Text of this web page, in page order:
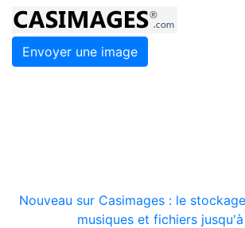
Envoyer une image
Nouveau sur Casimages : le
musiques et fichiers